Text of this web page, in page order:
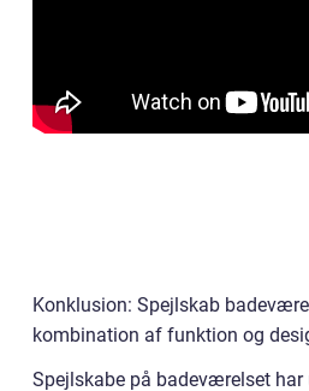
Konklusion: Spejlskab
kombination af funktion og
Spejlskabe på badeværelset har